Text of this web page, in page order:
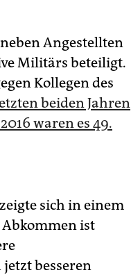
Angestellten
Militärs beteiligt.
Kollegen des
beiden Jahren
waren es 49.
sich in einem
ist
besseren